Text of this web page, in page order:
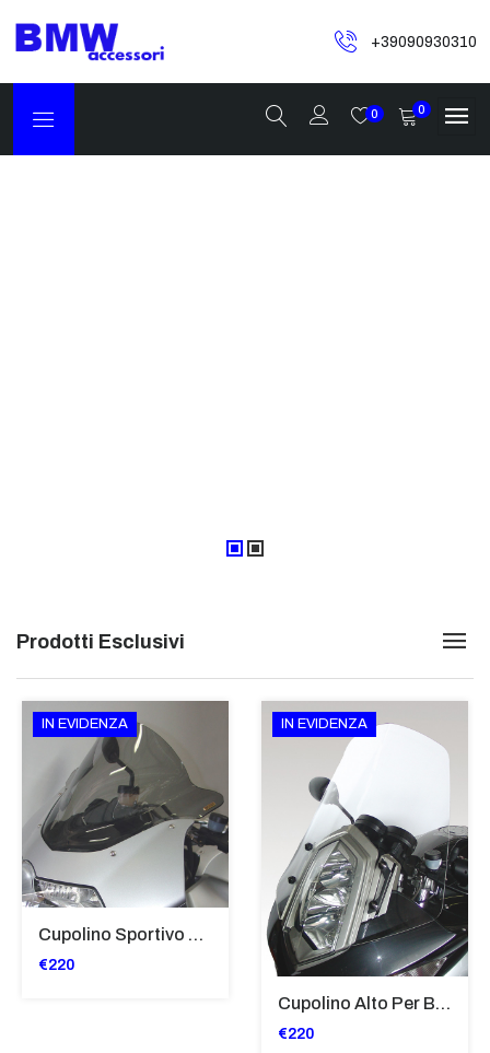
+39090930310
0 0
Prodotti Esclusivi
IN EVIDENZA
Cupolino Sportivo Per Bmw K 1200 R Sport 2005-07 TRASPARENTE - Sc967-T
€220
IN EVIDENZA
Cupolino Alto Per Bmw R 1200 St 2004 - 2007 TRASPARENTE - Sc950-T
€220